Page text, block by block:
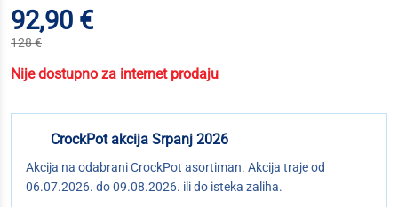
92,90 €
128 €
Nije dostupno za internet prodaju
CrockPot akcija Srpanj 2026
Akcija na odabrani CrockPot asortiman. Akcija traje od
06.07.2026. do 09.08.2026. ili do isteka zaliha.